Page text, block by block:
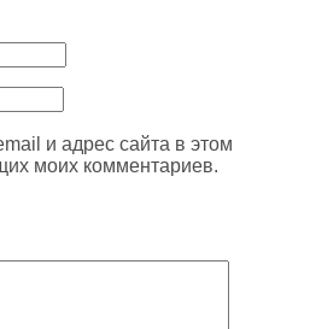
и адрес сайта в этом
моих комментариев.